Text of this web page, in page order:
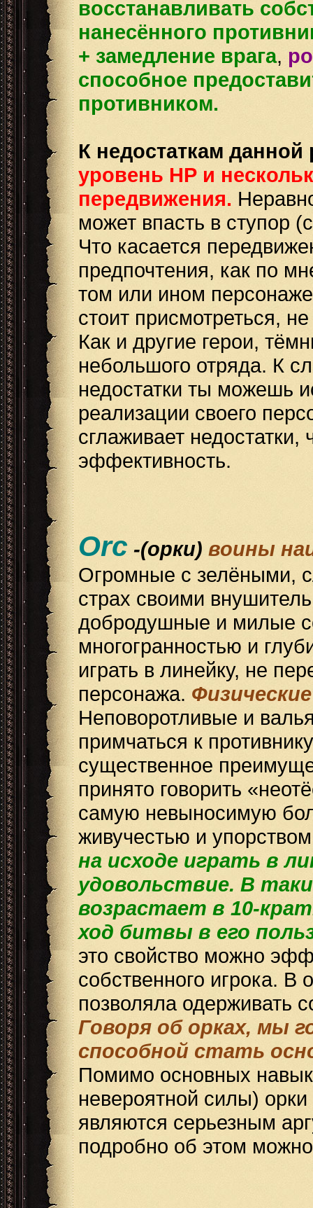
восстанавливать
нанесённого
+ замедление врага,
способное
противником.
К недостаткам
уровень НР и
передвижения.
может впасть в ступор
Что касается
предпочтения, как по
том или ином
стоит присмотреться,
Как и другие герои,
небольшого отряда. К
недостатки ты можешь
реализации своего
сглаживает недостатки,
эффективность.
Orc -(орки) воины
Огромные с зелёными,
страх своими
добродушные и милые
многогранностью и
играть в линейку, не
персонажа.
Неповоротливые и
примчаться к
существенное
принято говорить
самую невыносимую
живучестью и
на исходе играть в
удовольствие. В
возрастает в 10-
ход битвы в его
это свойство можно
собственного игрока. В
позволяла одерживать
Говоря об орках, мы
способной стать
Помимо основных
невероятной силы)
являются серьезным
подробно об этом